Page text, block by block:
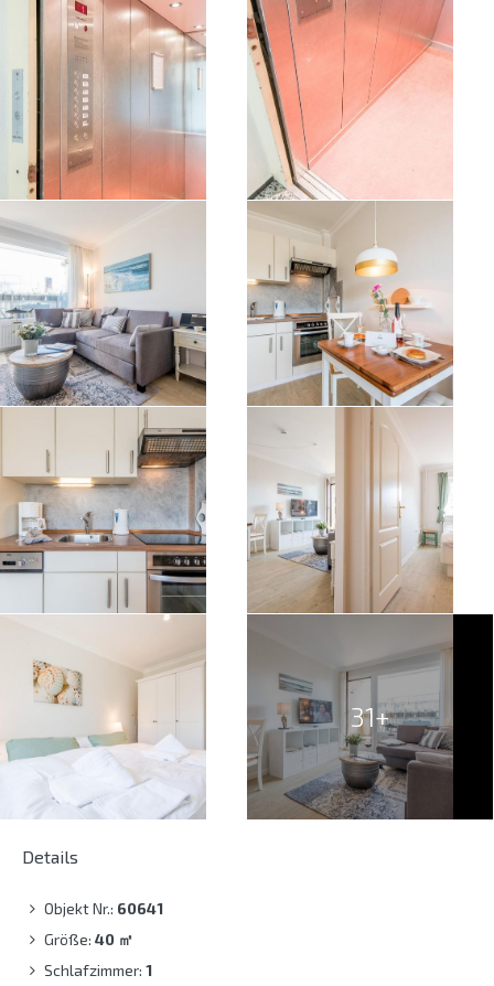
31+
Details
Objekt Nr.: 60641
Größe: 40 ㎡
Schlafzimmer: 1